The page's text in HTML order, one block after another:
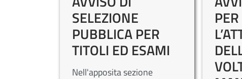
SELEZIONE
PUBBLICA PER
TITOLI ED ESAMI
Nell'apposita sezione
PER